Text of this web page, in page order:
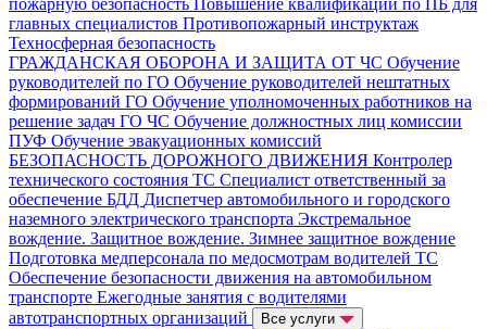
пожарную безопасность Повышение квалификации по ПБ для
главных специалистов Противопожарный инструктаж
Техносферная безопасность
ГРАЖДАНСКАЯ ОБОРОНА И ЗАЩИТА ОТ ЧС Обучение
руководителей по ГО Обучение руководителей нештатных
формирований ГО Обучение уполномоченных работников на
решение задач ГО ЧС Обучение должностных лиц комиссии
ПУФ Обучение эвакуационных комиссий
БЕЗОПАСНОСТЬ ДОРОЖНОГО ДВИЖЕНИЯ Контролер
технического состояния ТС Специалист ответственный за
обеспечение БДД Диспетчер автомобильного и городского
наземного электрического транспорта Экстремальное
вождение. Защитное вождение. Зимнее защитное вождение
Подготовка медперсонала по медосмотрам водителей ТС
Обеспечение безопасности движения на автомобильном
транспорте Ежегодные занятия с водителями
автотранспортных организаций
Все услуги